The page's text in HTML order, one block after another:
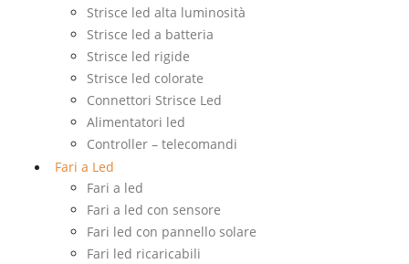
Strisce led alta luminosità
Strisce led a batteria
Strisce led rigide
Strisce led colorate
Connettori Strisce Led
Alimentatori led
Controller – telecomandi
Fari a Led
Fari a led
Fari a led con sensore
Fari led con pannello solare
Fari led ricaricabili